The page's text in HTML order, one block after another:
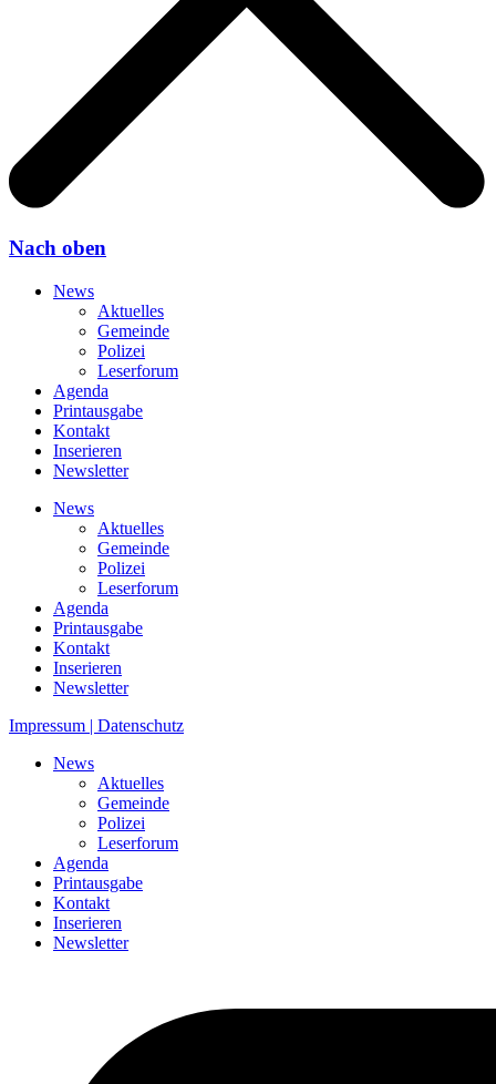
Nach oben
News
Aktuelles
Gemeinde
Polizei
Leserforum
Agenda
Printausgabe
Kontakt
Inserieren
Newsletter
News
Aktuelles
Gemeinde
Polizei
Leserforum
Agenda
Printausgabe
Kontakt
Inserieren
Newsletter
Impressum | Datenschutz
News
Aktuelles
Gemeinde
Polizei
Leserforum
Agenda
Printausgabe
Kontakt
Inserieren
Newsletter